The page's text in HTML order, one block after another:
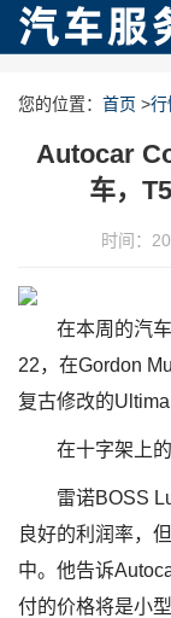
您的位置： 首页 >行
Autocar
车，
时间：
在本周的汽
22，在Gordon
复古修改的
在十字架上
雷诺BOSS
良好的利润率，
中。他告诉
付的价格将是小